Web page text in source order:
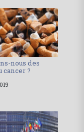
nous des
cancer ?